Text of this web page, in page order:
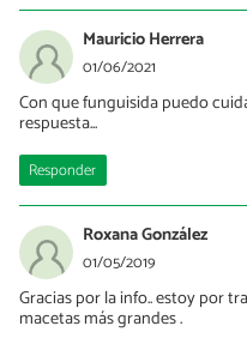
Mauricio Herrera
01/06/2021
Con que funguisida puedo
respuesta...
Responder
Roxana González
01/05/2019
Gracias por la info.. estoy por
macetas más grandes .